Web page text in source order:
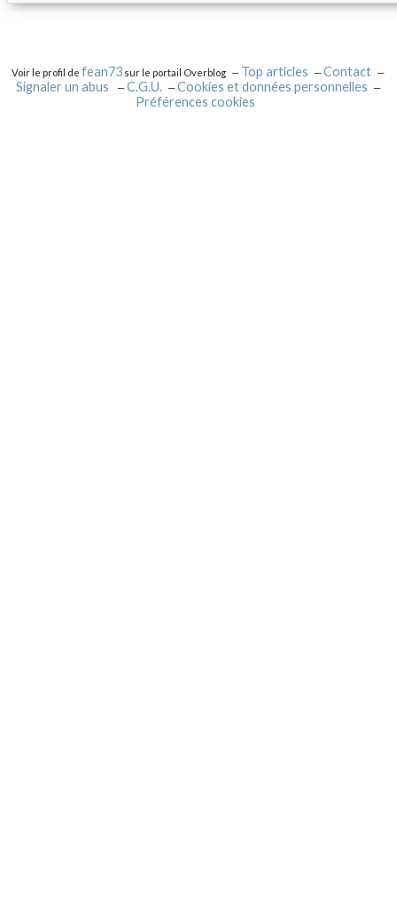
Voir le profil defean73 sur le portail Overblog Top articles
Contact
Signaler un abus
C.G.U.
Cookies et données personnelles
Préférences cookies